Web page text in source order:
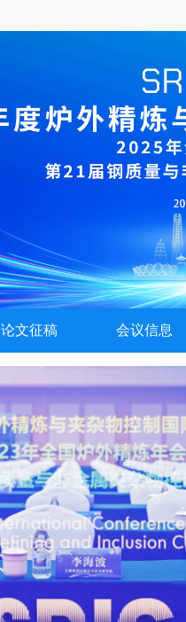
论文征稿 会议信息